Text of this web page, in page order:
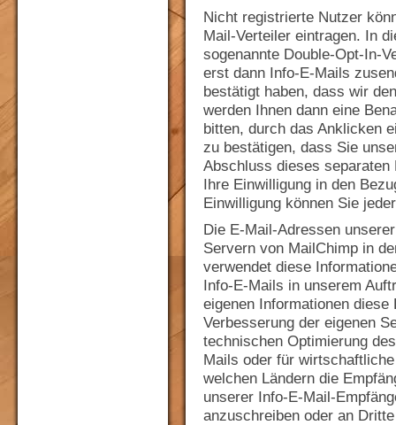
Nicht registrierte Nutzer
Mail-Verteiler eintragen. In
sogenannte Double-Opt-In-
erst dann Info-E-Mails
bestätigt haben, dass wir
werden Ihnen dann eine
bitten, durch das Anklicken
zu bestätigen, dass Sie
Abschluss dieses separaten
Ihre Einwilligung in den
Einwilligung können Sie
Die E-Mail-Adressen
Servern von MailChimp in
verwendet diese
Info-E-Mails in unserem
eigenen Informationen
Verbesserung der eigenen
technischen Optimierung
Mails oder für
welchen Ländern die
unserer Info-E-Mail-
anzuschreiben oder an